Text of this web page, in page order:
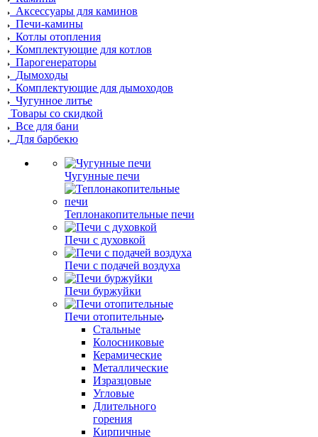
Аксессуары для каминов
Печи-камины
Котлы отопления
Комплектующие для котлов
Парогенераторы
Дымоходы
Комплектующие для дымоходов
Чугунное литье
Товары со скидкой
Все для бани
Для барбекю
Чугунные печи
Теплонакопительные печи
Печи с духовкой
Печи с подачей воздуха
Печи буржуйки
Печи отопительные
Стальные
Колосниковые
Керамические
Металлические
Изразцовые
Угловые
Длительного
горения
Кирпичные